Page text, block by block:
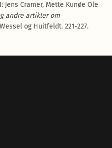
Cramer, Mette Kunøe Ole
andre artikler om
og Huitfeldt. 221-227.